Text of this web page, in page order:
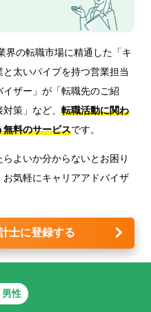
界の転職市場に精通した「キ
太いパイプを持つ営業担当
イザー」が 「転職先のご紹
策」など、 転職活動に関わ
無料のサービスです。
よいか分からないとお困り
気軽にキャリアアドバイザ
士に登録する
性